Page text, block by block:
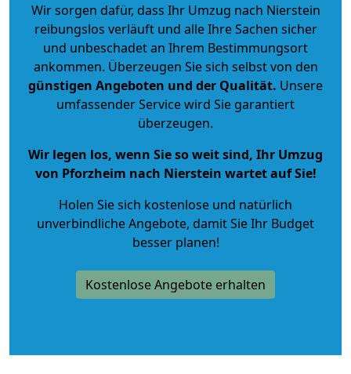
Wir sorgen dafür, dass Ihr Umzug nach Nierstein
reibungslos verläuft und alle Ihre Sachen sicher
und unbeschadet an Ihrem Bestimmungsort
ankommen. Überzeugen Sie sich selbst von den
günstigen Angeboten und der Qualität. Unsere
umfassender Service wird Sie garantiert
überzeugen.
Wir legen los, wenn Sie so weit sind, Ihr Umzug
von Pforzheim nach Nierstein wartet auf Sie!
Holen Sie sich kostenlose und natürlich
unverbindliche Angebote, damit Sie Ihr Budget
besser planen!
Kostenlose Angebote erhalten